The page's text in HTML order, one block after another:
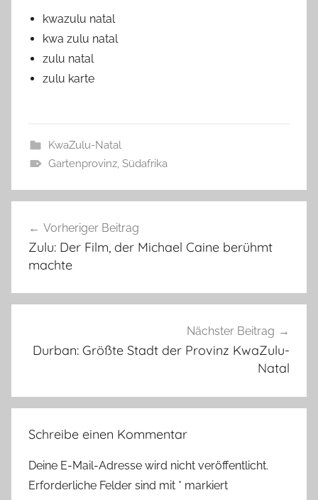
kwazulu natal
kwa zulu natal
zulu natal
zulu karte
KwaZulu-Natal
Gartenprovinz, Südafrika
Vorheriger Beitrag
Zulu: Der Film, der Michael Caine berühmt
machte
Nächster Beitrag
Durban: Größte Stadt der Provinz KwaZulu-
Natal
Schreibe einen Kommentar
Deine E-Mail-Adresse wird nicht veröffentlicht.
Erforderliche Felder sind mit * markiert